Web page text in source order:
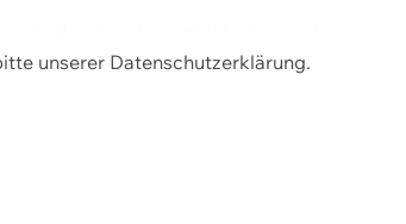
unserer Datenschutzerklärung.